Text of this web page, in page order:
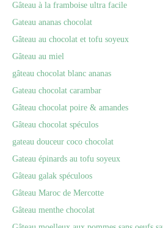
Gâteau à la framboise ultra facile
Gateau ananas chocolat
Gâteau au chocolat et tofu soyeux
Gâteau au miel
gâteau chocolat blanc ananas
Gateau chocolat carambar
Gâteau chocolat poire & amandes
Gâteau chocolat spéculos
gateau douceur coco chocolat
Gateau épinards au tofu soyeux
Gâteau galak spéculoos
Gâteau Maroc de Mercotte
Gâteau menthe chocolat